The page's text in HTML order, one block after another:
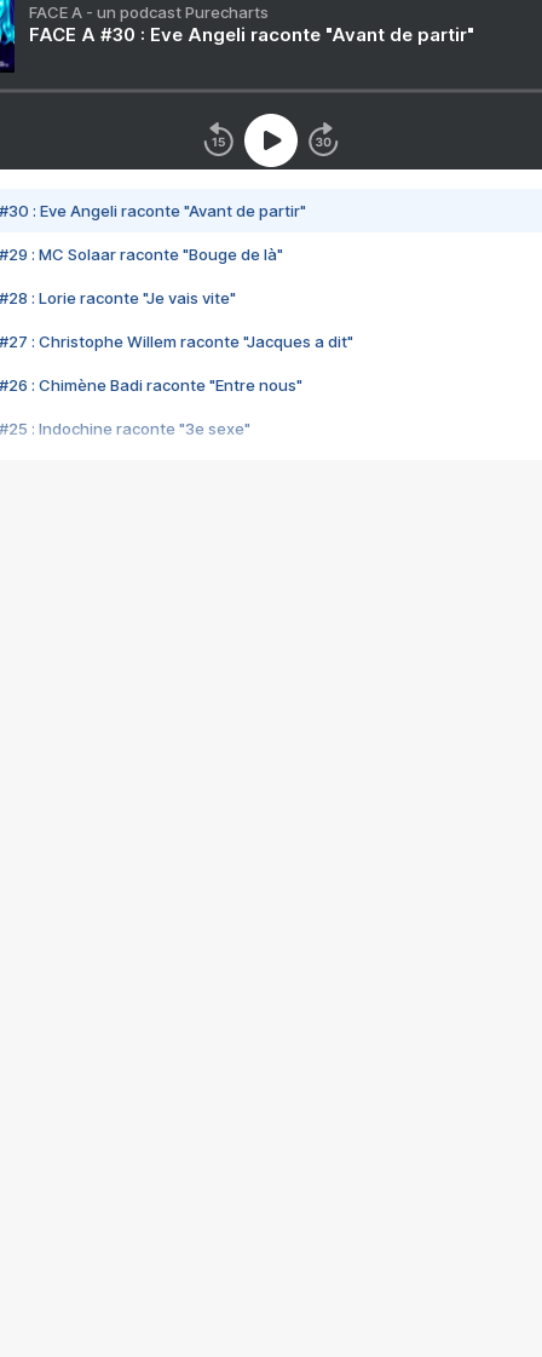
FACE A - un podcast Purecharts
FACE A #30 : Eve Angeli raconte "Avant de partir"
#30 : Eve Angeli raconte "Avant de partir"
#29 : MC Solaar raconte "Bouge de là"
#28 : Lorie raconte "Je vais vite"
#27 : Christophe Willem raconte "Jacques a dit"
#26 : Chimène Badi raconte "Entre nous"
#25 : Indochine raconte "3e sexe"